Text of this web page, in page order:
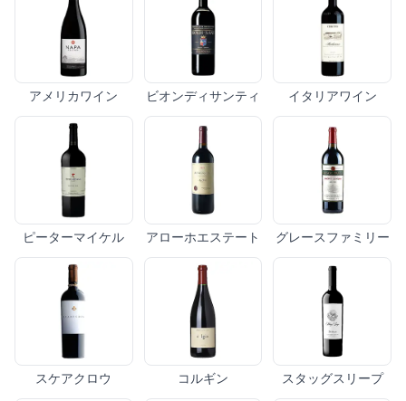
アメリカワイン ビオンディサンティ イタリアワイン
ピーターマイケル アローホエステート グレースファミリー
スケアクロウ コルギン スタッグスリープ